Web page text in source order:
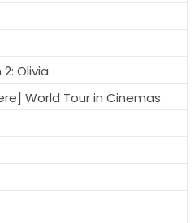
Olivia
World Tour in Cinemas